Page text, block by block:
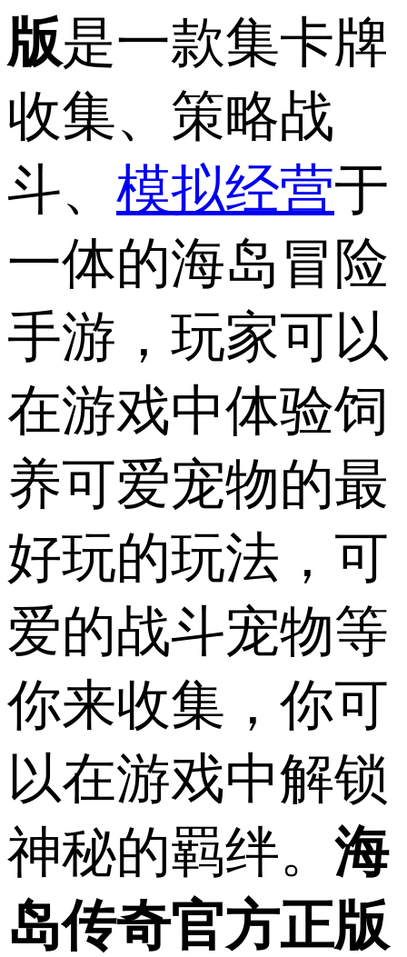
版是一款集卡牌
收集、策略战
斗、 模拟经营于
一体的海岛冒险
手游，玩家可以
在游戏中体验饲
养可爱宠物的最
好玩的玩法，可
爱的战斗宠物等
你来收集，你可
以在游戏中解锁
神秘的羁绊。 海
岛传奇官方正版